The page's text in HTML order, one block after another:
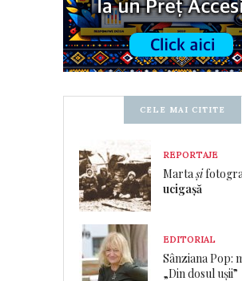
CELE MAI CITITE
REPORTAJE
Martași
ucigașă
EDITORIAL
Sânziana Pop:
„Din dosul ușii”